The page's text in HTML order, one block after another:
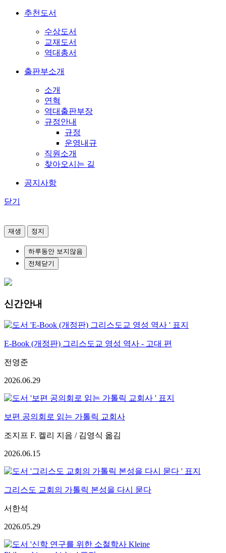
추천도서
수상도서
교재도서
역대총서
출판부소개
소개
연혁
역대출판부장
규정안내
규정
운영내규
직원소개
찾아오시는 길
공지사항
닫기
재생 정지
하루동안 보지않음
전체닫기
신간안내
E-Book (개정판) 그리스도교 영성 역사 - 고대 편
전영준
2026.06.29
보편 공의회로 읽는 가톨릭 교회사
조지프 F. 켈리 지음 / 김영식 옮김
2026.06.15
그리스도 교회의 가톨릭 본성을 다시 묻다
서한석
2026.05.29